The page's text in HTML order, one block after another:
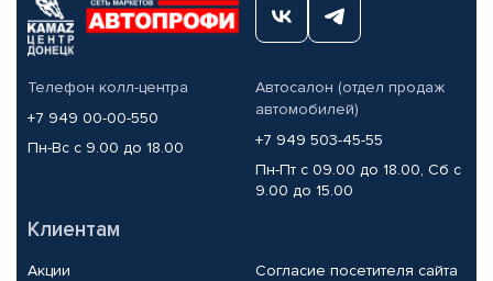
Телефон колл-центра
+7 949 00-00-550
Пн-Вс с 9.00 до 18.00
Автосалон (отдел продаж
автомобилей)
+7 949 503-45-55
Пн-Пт с 09.00 до 18.00, Сб с
9.00 до 15.00
Клиентам
Акции
Согласие посетителя сайта